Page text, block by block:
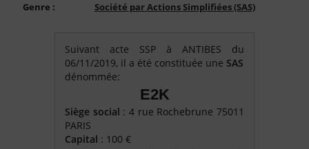
Genre :
Société par Actions Simplifiées (SAS)
Suivant acte SSP à ANTIBES du
06/11/2019, il a été constituée une SAS
dénommée:
E2K
Siège social : 4 rue Rochebrune 75011
PARIS
Capital : 100 €